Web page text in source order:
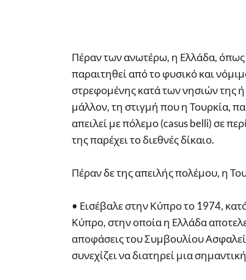
Πέραν των ανωτέρω, η Ελλάδα, όπως
παραιτηθεί από το φυσικό και
στρεφομένης κατά των νησιών της
μάλλον, τη στιγμή που η Τουρκία,
απειλεί με πόλεμο (casus belli) σε
της παρέχει το διεθνές δίκαιο.
Πέραν δε της απειλής πολέμου, η
• Εισέβαλε στην Κύπρο το 1974,
Κύπρο, στην οποία η Ελλάδα
αποφάσεις του Συμβουλίου
συνεχίζει να διατηρεί μια